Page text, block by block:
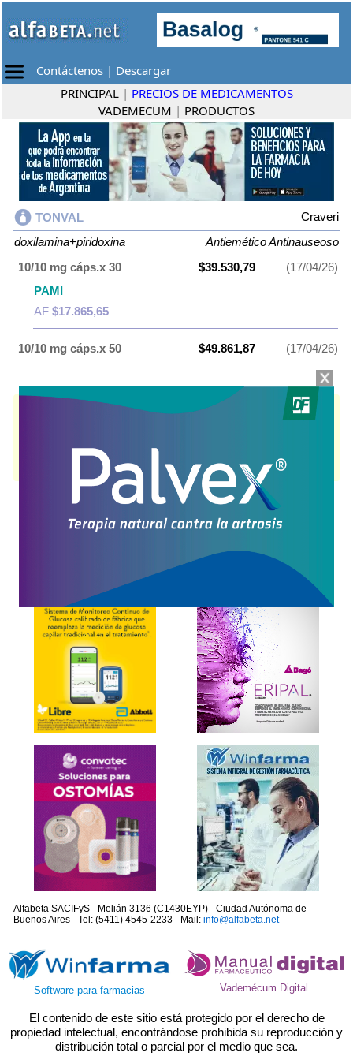
Contáctenos | Descargar
PRINCIPAL | PRECIOS DE MEDICAMENTOS
VADEMECUM | PRODUCTOS
TONVAL
Craveri
doxilamina+piridoxina
Antiemético Antinauseoso
10/10 mg cáps.x 30
$39.530,79
(17/04/26)
PAMI
AF $17.865,65
10/10 mg cáps.x 50 $49.861,87 (17/04/26)
doxilamina+piridoxinay se indica como
Antiemético
y cuenta con 2 presentaciones
Algunas presentaciones cuentan con cobertura PAMI.
Explorar más
Otros productos condoxilamina+piridoxina
Alfabeta SACIFyS - Melián 3136 (C1430EYP) - Ciudad Autónoma de
Buenos Aires - Tel: (5411) 4545-2233 - Mail: info@alfabeta.net
Software para farmacias Vademécum Digital
El contenido de este sitio está protegido por el derecho de
propiedad intelectual, encontrándose prohibida su reproducción y
distribución total o parcial por el medio que sea.